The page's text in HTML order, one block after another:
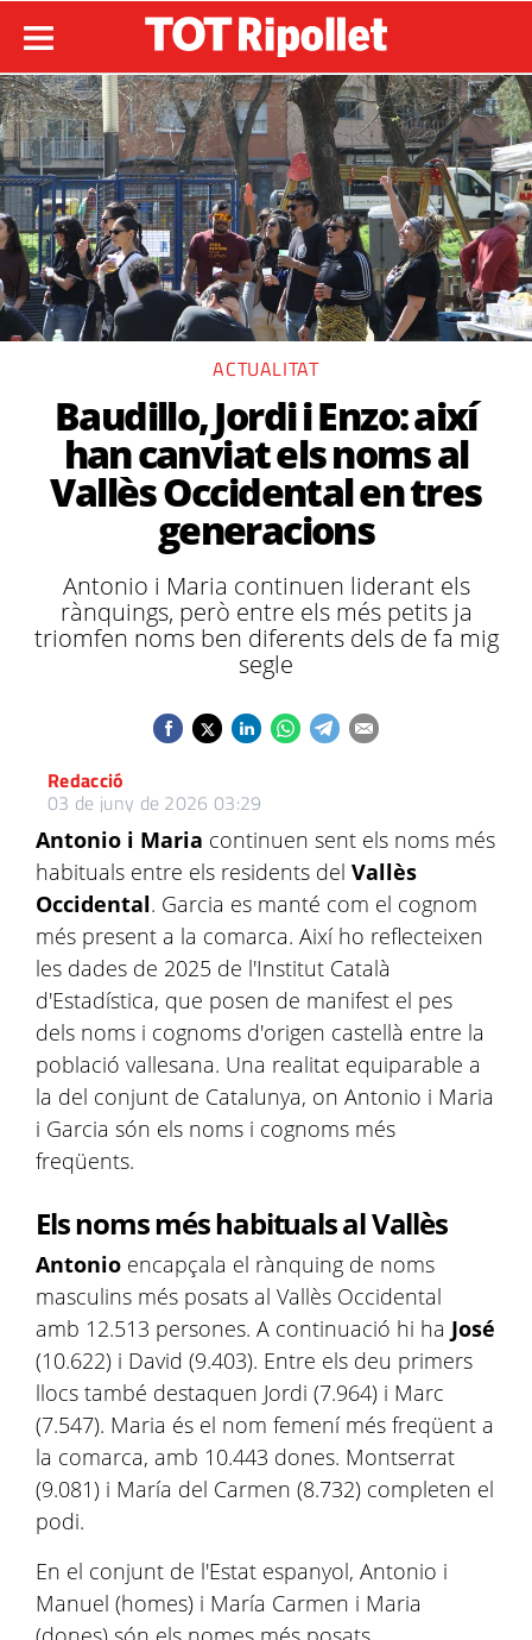
ACTUALITAT
Baudillo, Jordi i Enzo: així
han canviat els noms al
Vallès Occidental en tres
generacions
Antonio i Maria continuen liderant els
rànquings, però entre els més petits ja
triomfen noms ben diferents dels de fa mig
segle
Redacció
03 de juny de 2026 03:29
Antonio i Maria continuen sent els noms més
habituals entre els residents del Vallès
Occidental. Garcia es manté com el cognom
més present a la comarca. Així ho reflecteixen
les dades de 2025 de l'Institut Català
d'Estadística, que posen de manifest el pes
dels noms i cognoms d'origen castellà entre la
població vallesana. Una realitat equiparable a
la del conjunt de Catalunya, on Antonio i Maria
i Garcia són els noms i cognoms més
freqüents.
Els noms més habituals al Vallès
Antonio encapçala el rànquing de noms
masculins més posats al Vallès Occidental
amb 12.513 persones. A continuació hi ha José
(10.622) i David (9.403). Entre els deu primers
llocs també destaquen Jordi (7.964) i Marc
(7.547). Maria és el nom femení més freqüent a
la comarca, amb 10.443 dones. Montserrat
(9.081) i María del Carmen (8.732) completen el
podi.
En el conjunt de l'Estat espanyol, Antonio i
Manuel (homes) i María Carmen i Maria